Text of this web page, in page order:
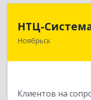
НТЦ-
Ноябрьск
Клиентов на
629804, Ямало-